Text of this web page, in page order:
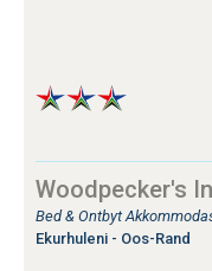
Woodpecker's
Bed & Ontbyt
Ekurhuleni - Oos-Rand